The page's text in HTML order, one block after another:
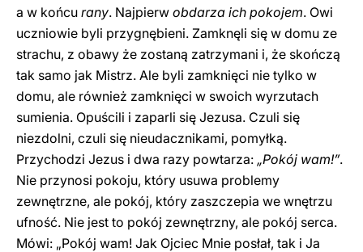
a w końcu rany. Najpierw obdarza ich pokojem. Owi
uczniowie byli przygnębieni. Zamknęli się w domu ze
strachu, z obawy że zostaną zatrzymani i, że skończą
tak samo jak Mistrz. Ale byli zamknięci nie tylko w
domu, ale również zamknięci w swoich wyrzutach
sumienia. Opuścili i zaparli się Jezusa. Czuli się
niezdolni, czuli się nieudacznikami, pomyłką.
Przychodzi Jezus i dwa razy powtarza: „Pokój wam!”.
Nie przynosi pokoju, który usuwa problemy
zewnętrzne, ale pokój, który zaszczepia we wnętrzu
ufność. Nie jest to pokój zewnętrzny, ale pokój serca.
Mówi: „Pokój wam! Jak Ojciec Mnie posłał, tak i Ja